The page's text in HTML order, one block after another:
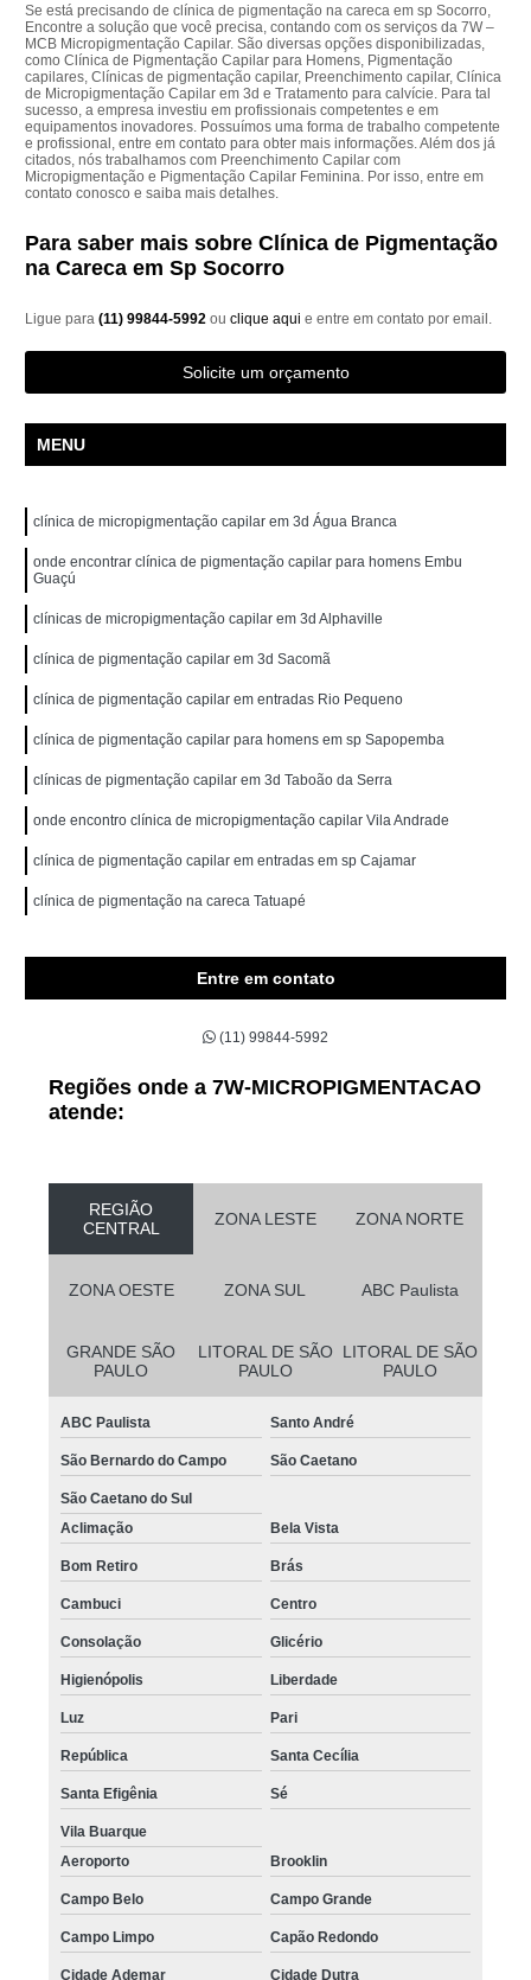
Se está precisando de clínica de pigmentação na careca em sp Socorro,
Encontre a solução que você precisa, contando com os serviços da 7W –
MCB Micropigmentação Capilar. São diversas opções disponibilizadas,
como Clínica de Pigmentação Capilar para Homens, Pigmentação
capilares, Clínicas de pigmentação capilar, Preenchimento capilar, Clínica
de Micropigmentação Capilar em 3d e Tratamento para calvície. Para tal
sucesso, a empresa investiu em profissionais competentes e em
equipamentos inovadores. Possuímos uma forma de trabalho competente
e profissional, entre em contato para obter mais informações. Além dos já
citados, nós trabalhamos com Preenchimento Capilar com
Micropigmentação e Pigmentação Capilar Feminina. Por isso, entre em
contato conosco e saiba mais detalhes.
Para saber mais sobre Clínica de Pigmentação
na Careca em Sp Socorro
Ligue para(11) 99844-5992ouclique aqui e entre em contato por email.
Solicite um orçamento
MENU
clínica de micropigmentação capilar em 3d Água Branca
onde encontrar clínica de pigmentação capilar para homens Embu
Guaçú
clínicas de micropigmentação capilar em 3d Alphaville
clínica de pigmentação capilar em 3d Sacomã
clínica de pigmentação capilar em entradas Rio Pequeno
clínica de pigmentação capilar para homens em sp Sapopemba
clínicas de pigmentação capilar em 3d Taboão da Serra
onde encontro clínica de micropigmentação capilar Vila Andrade
clínica de pigmentação capilar em entradas em sp Cajamar
clínica de pigmentação na careca Tatuapé
Entre em contato
(11) 99844-5992
Regiões onde a 7W-MICROPIGMENTACAO
atende:
REGIÃO
CENTRAL
ZONA LESTE ZONA NORTE
ZONA OESTE ZONA SUL ABC Paulista
GRANDE SÃO
PAULO
LITORAL DE SÃO
PAULO
LITORAL DE SÃO
PAULO
ABC Paulista Santo André
São Bernardo do Campo São Caetano
São Caetano do Sul
Aclimação
Bela Vista
Bom Retiro Brás
Cambuci Centro
Consolação Glicério
Higienópolis Liberdade
Luz Pari
República Santa Cecília
Santa Efigênia Sé
Vila Buarque
Aeroporto
Brooklin
Campo Belo Campo Grande
Campo Limpo Capão Redondo
Cidade Ademar Cidade Dutra